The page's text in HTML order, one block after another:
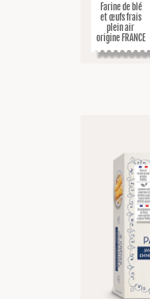
Farine de blé
et œufs frais
plein air
origine FRANCE